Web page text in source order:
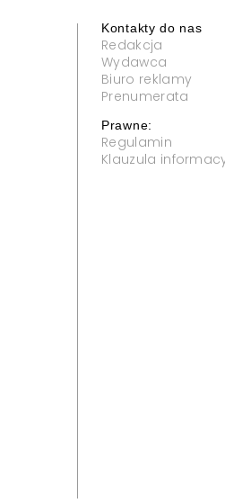
Kontakty do nas
Redakcja
Wydawca
Biuro reklamy
Prenumerata
Prawne:
Regulamin
Klauzula